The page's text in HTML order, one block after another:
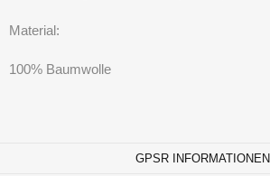
Material:
100% Baumwolle
GPSR INFORMATIONEN